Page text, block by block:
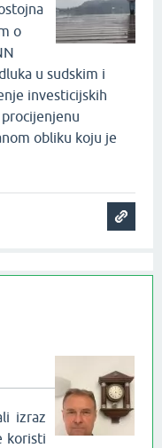
o
u sudskim i
investicijskih
obliku koju je
izraz
koristi